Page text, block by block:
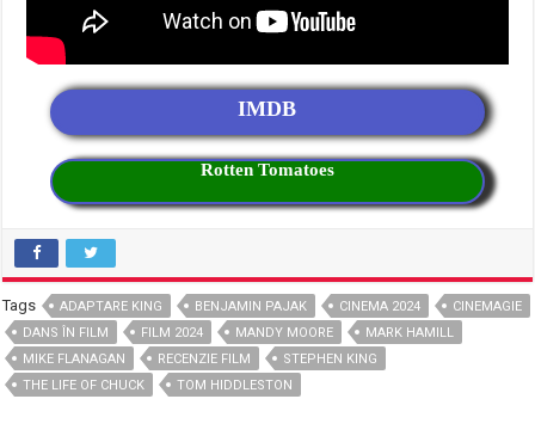
IMDB
Rotten Tomatoes
Tags ADAPTARE KING BENJAMIN PAJAK CINEMA 2024
CINEMAGIE
DANS ÎN FILM
FILM 2024 MANDY MOORE
MARK HAMILL
MIKE FLANAGAN
RECENZIE FILM
STEPHEN KING
THE LIFE OF CHUCK
TOM HIDDLESTON